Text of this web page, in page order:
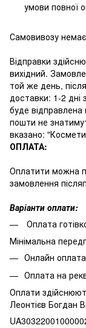
умови повної
Самовивозу
Відправки
вихідний.
той же день,
доставки: 1-2
буде відправлена
пошти не
вказано:
ОПЛАТА:
Оплатити можна
замовлення
Варіанти оплати:
Оплата
Мінімальна
Онлайн
Оплата на
Оплати
Леонтієв Богдан